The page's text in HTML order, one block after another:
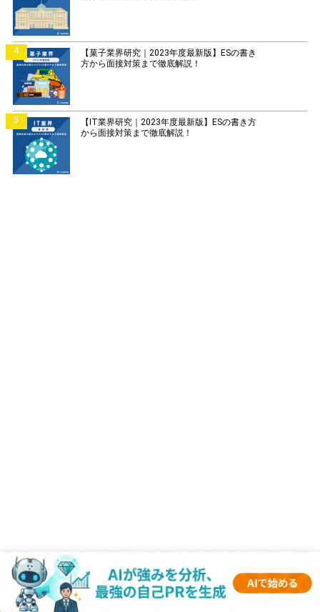
4
【菓子業界研究｜2023年度最新版】ESの書き
方から面接対策まで徹底解説！
5
【IT業界研究｜2023年度最新版】ESの書き方
から面接対策まで徹底解説！